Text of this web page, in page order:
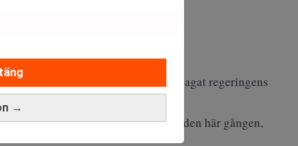
→
Realtid
majoritet i parlamentet, vilket försvagat regeringens
inte stödja misstroendeförslaget den här gången,